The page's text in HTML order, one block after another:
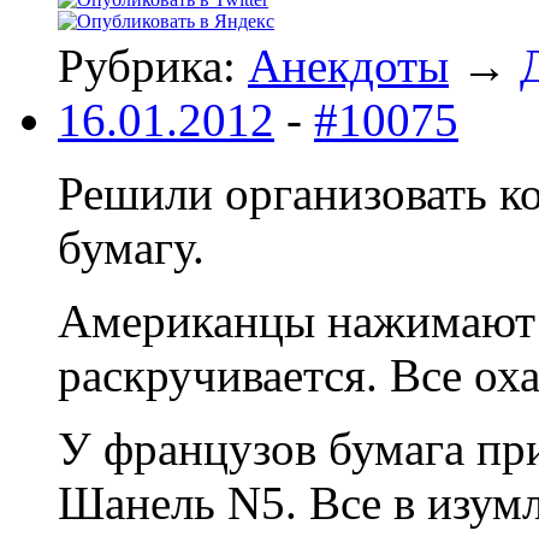
Рубрика: Анекдоты →
16.01.2012 - #10075
Решили организовать
бумагу.
Американцы нажимают
раскручивается. Все
У французов бумага
Шанель N5. Все в